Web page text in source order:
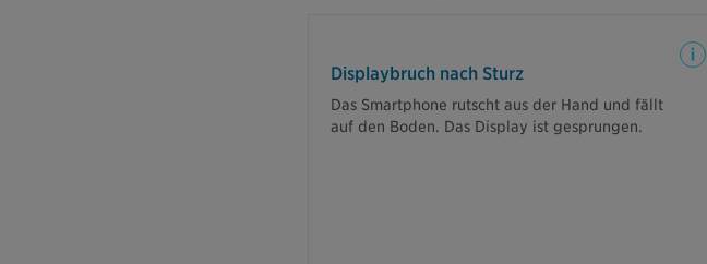
Displaybruch nach Sturz
Das Smartphone rutscht aus der Hand und fällt
auf den Boden. Das Display ist gesprungen.
Die Versicherung übernimmt die notwendigen
Reparaturkosten im Rahmen der Bedingungen.